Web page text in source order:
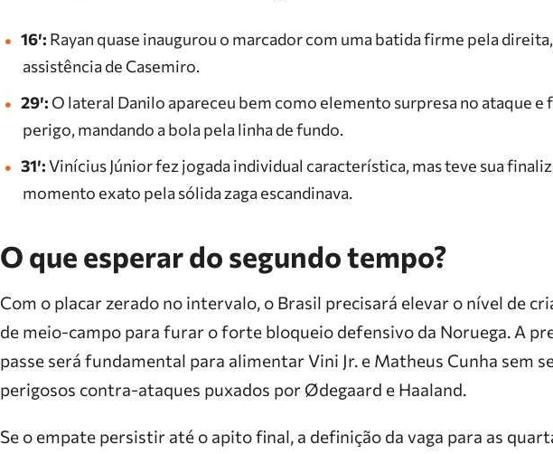
16′: Rayan quase inaugurou o marcador com uma batida firme pela
assistência de Casemiro.
29′: O lateral Danilo apareceu bem como elemento surpresa no ataque e
perigo, mandando a bola pela linha de fundo.
31′:Vinícius Júnior fez jogada individual característica, mas teve sua
momento exato pela sólida zaga escandinava.
O que esperar do segundo tempo?
Com o placar zerado no intervalo, o Brasil precisará elevar o nível de
de meio-campo para furar o forte bloqueio defensivo da Noruega. A
passe será fundamental para alimentar Vini Jr. e Matheus Cunha sem
perigosos contra-ataques puxados por Ødegaard e Haaland.
Se o empate persistir até o apito final, a definição da vaga para as